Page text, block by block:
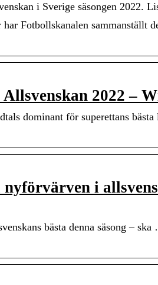
i Sverige säsongen 2022.
Fotbollskanalen sammanställt
2022 –
dominant för superettans
i
bästa denna säsong –